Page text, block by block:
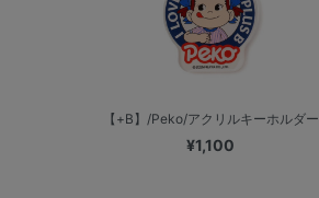
【+B】/Peko/アクリルキーホルダー
¥1,100